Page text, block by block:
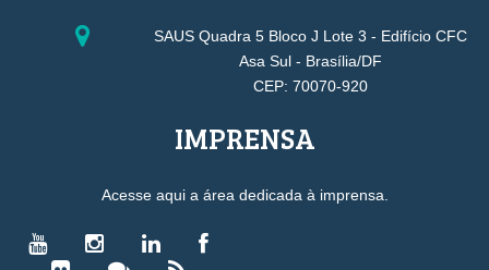
SAUS Quadra 5 Bloco J Lote 3 - Edifício CFC
Asa Sul - Brasília/DF
CEP: 70070-920
IMPRENSA
Acesse aqui a área dedicada à imprensa.